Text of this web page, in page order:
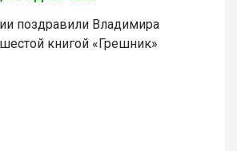
поздравили Владимира
книгой «Грешник»